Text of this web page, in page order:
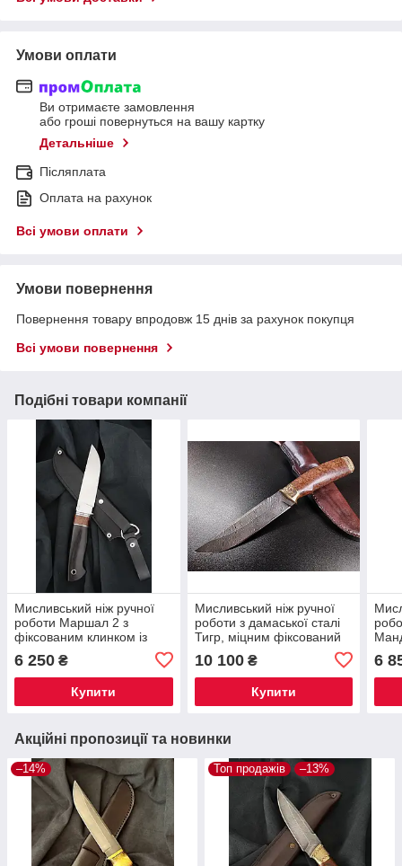
Умови оплати
Ви отримаєте замовлення
або гроші повернуться на вашу картку
Детальніше
Післяплата
Оплата на рахунок
Всі умови оплати
Умови повернення
Повернення товару впродовж 15 днів за рахунок покупця
Всі умови повернення
Подібні товари компанії
Мисливський ніж ручної
роботи Маршал 2 з
фіксованим клинком із
нержавіючої сталі N690/60
HRC, шкіряний чохол у
комплекті
6 250 ₴
Купити
Мисливський ніж ручної
роботи з дамаської сталі
Тигр, міцним фіксований
чохол у комплекті
10 100₴
Купити
6
Акційні пропозиції та новинки
–14% Топ продажів –13%